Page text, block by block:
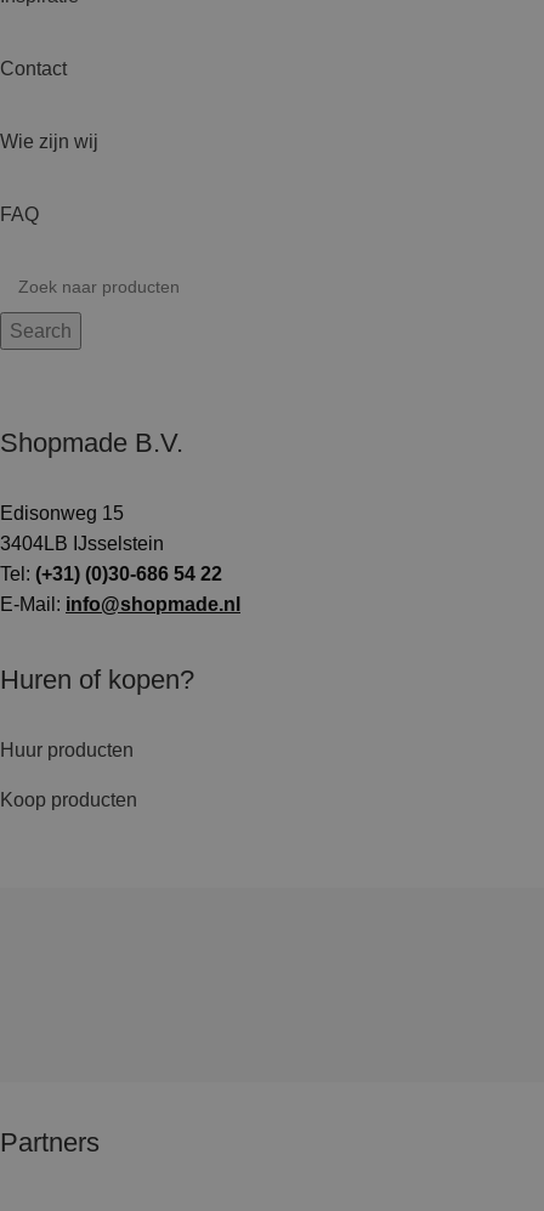
Contact
Wie zijn wij
FAQ
Search
Shopmade B.V.
Edisonweg 15
3404LB IJsselstein
Tel: (+31) (0)30-686 54 22
E-Mail: info@shopmade.nl
Huren of kopen?
Huur producten
Koop producten
Partners